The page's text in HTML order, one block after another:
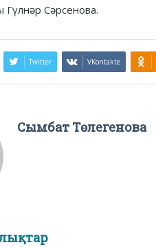
Сәрсенова.
Twitter VKontakte
Сымбат Төлегенова